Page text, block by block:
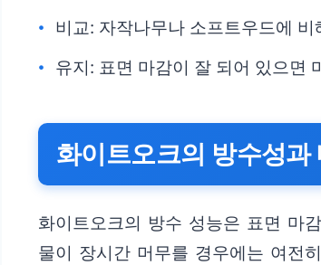
비교: 자작나무나 소프트우드에
유지: 표면 마감이 잘 되어 있으면
화이트오크의 방수성과
화이트오크의 방수 성능은 표면 마
물이 장시간 머무를 경우에는 여전